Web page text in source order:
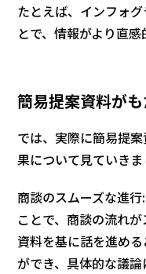
たとえば、インフォ
とで、情報がより直感
簡易提案資料が
では、実際に簡易提
果について見ていきま
商談のスムーズな進
ことで、商談の流れが
資料を基に話を進め
ができ、具体的な議論